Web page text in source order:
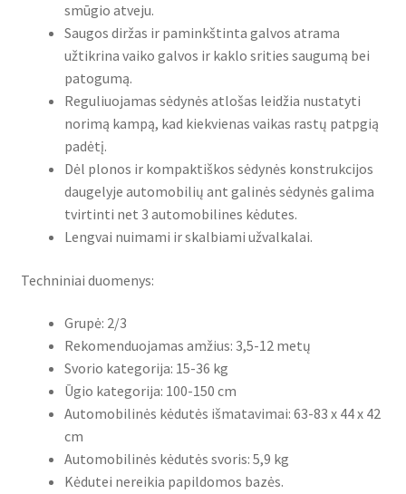
smūgio atveju.
Saugos diržas ir paminkštinta galvos atrama
užtikrina vaiko galvos ir kaklo srities saugumą bei
patogumą.
Reguliuojamas sėdynės atlošas leidžia nustatyti
norimą kampą, kad kiekvienas vaikas rastų patpgią
padėtį.
Dėl plonos ir kompaktiškos sėdynės konstrukcijos
daugelyje automobilių ant galinės sėdynės galima
tvirtinti net 3 automobilines kėdutes.
Lengvai nuimami ir skalbiami užvalkalai.
Techniniai duomenys:
Grupė: 2/3
Rekomenduojamas amžius: 3,5-12 metų
Svorio kategorija: 15-36 kg
Ūgio kategorija: 100-150 cm
Automobilinės kėdutės išmatavimai: 63-83 x 44 x 42
cm
Automobilinės kėdutės svoris: 5,9 kg
Kėdutei nereikia papildomos bazės.